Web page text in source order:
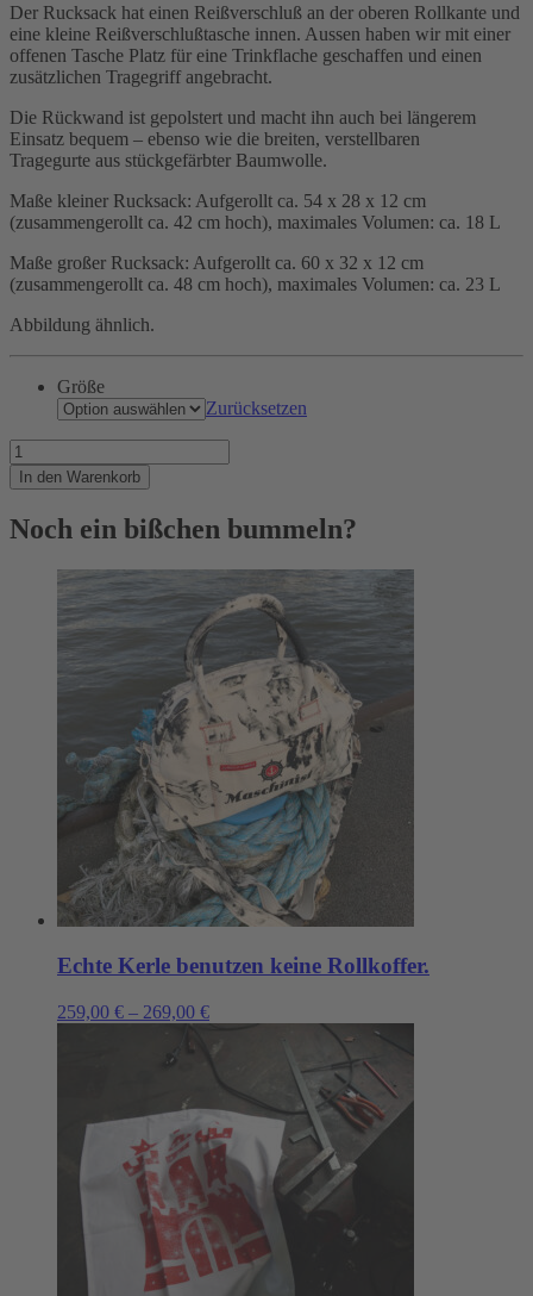
Der Rucksack hat einen Reißverschluß an der oberen Rollkante und
eine kleine Reißverschlußtasche innen. Aussen haben wir mit einer
offenen Tasche Platz für eine Trinkflache geschaffen und einen
zusätzlichen Tragegriff angebracht.
Die Rückwand ist gepolstert und macht ihn auch bei längerem
Einsatz bequem – ebenso wie die breiten, verstellbaren
Tragegurte aus stückgefärbter Baumwolle.
Maße kleiner Rucksack: Aufgerollt ca. 54 x 28 x 12 cm
(zusammengerollt ca. 42 cm hoch), maximales Volumen: ca. 18 L
Maße großer Rucksack: Aufgerollt ca. 60 x 32 x 12 cm
(zusammengerollt ca. 48 cm hoch), maximales Volumen: ca. 23 L
Abbildung ähnlich.
Größe
Zurücksetzen
Rettung
naht....
Menge
In den Warenkorb
Noch ein bißchen bummeln?
Echte Kerle benutzen keine Rollkoffer.
259,00 € – 269,00 €